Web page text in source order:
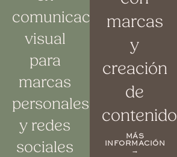
comunicación
visual
para
marcas
personales
y redes
sociales
marcas
y
creación
de
contenido
MÁS
INFORMACIÓN
→